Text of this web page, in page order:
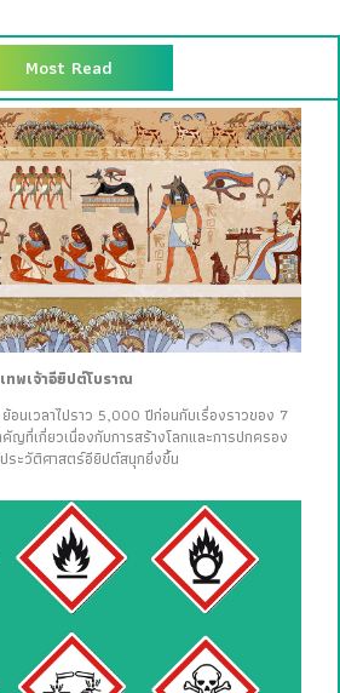
Most Read
พเจ้าอียิปต์โบราณ
นเวลาไปราว 5,000 ปีก่อนกับเรื่องราวของ 7
ญที่เกี่ยวเนื่องกับการสร้างโลกและการปกครอง
ระวัติศาสตร์อียิปต์สนุกยิ่งขึ้น